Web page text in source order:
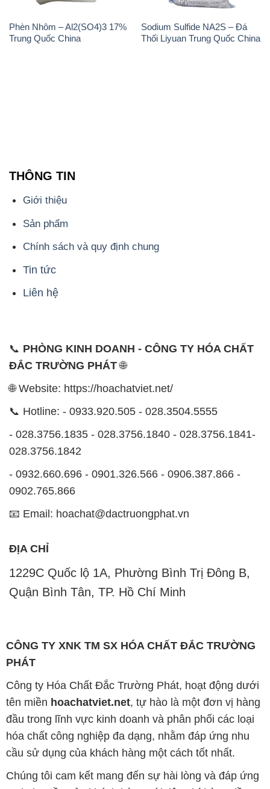
Phèn Nhôm – Al2(SO4)3 17%
Trung Quốc China
Sodium Sulfide NA2S – Đá
Thối Liyuan Trung Quốc China
THÔNG TIN
Giới thiệu
Sản phẩm
Chính sách và quy định chung
Tin tức
Liên hệ
📞 PHÒNG KINH DOANH - CÔNG TY HÓA CHẤT
ĐẮC TRƯỜNG PHÁT🌐
🌐 Website: https://hoachatviet.net/
📞 Hotline: - 0933.920.505 - 028.3504.5555
- 028.3756.1835 - 028.3756.1840 - 028.3756.1841-
028.3756.1842
- 0932.660.696 - 0901.326.566 - 0906.387.866 -
0902.765.866
📧 Email: hoachat@dactruongphat.vn
ĐỊA CHỈ
1229C Quốc lộ 1A, Phường Bình Trị Đông B,
Quận Bình Tân, TP. Hồ Chí Minh
CÔNG TY XNK TM SX HÓA CHẤT ĐẮC TRƯỜNG
PHÁT
Công ty Hóa Chất Đắc Trường Phát, hoạt động dưới
tên miền hoachatviet.net, tự hào là một đơn vị hàng
đầu trong lĩnh vực kinh doanh và phân phối các loại
hóa chất công nghiệp đa dạng, nhằm đáp ứng nhu
cầu sử dụng của khách hàng một cách tốt nhất.
Chúng tôi cam kết mang đến sự hài lòng và đáp ứng